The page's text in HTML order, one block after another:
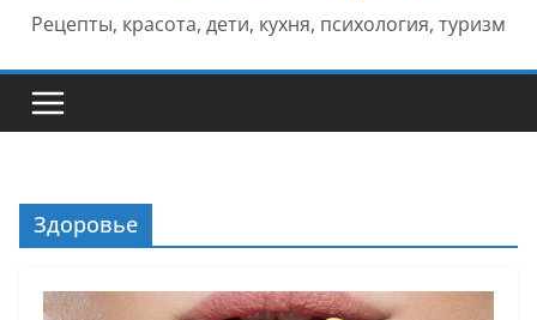
Рецепты, красота, дети, кухня, психология, туризм
Здоровье